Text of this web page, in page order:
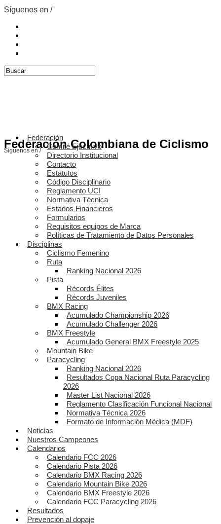
Síguenos en /
Federación Colombiana de Ciclismo
Síguenos en /
Federación
Comité Ejecutivo
Directorio Institucional
Contacto
Estatutos
Código Disciplinario
Reglamento UCI
Normativa Técnica
Estados Financieros
Formularios
Requisitos equipos de Marca
Políticas de Tratamiento de Datos Personales
Disciplinas
Ciclismo Femenino
Ruta
Ranking Nacional 2026
Pista
Récords Élites
Récords Juveniles
BMX Racing
Acumulado Championship 2026
Acumulado Challenger 2026
BMX Freestyle
Acumulado General BMX Freestyle 2025
Mountain Bike
Paracycling
Ranking Nacional 2026
Resultados Copa Nacional Ruta Paracycling
2026
Master List Nacional 2026
Reglamento Clasificación Funcional Nacional
Normativa Técnica 2026
Formato de Información Médica (MDF)
Noticias
Nuestros Campeones
Calendarios
Calendario FCC 2026
Calendario Pista 2026
Calendario BMX Racing 2026
Calendario Mountain Bike 2026
Calendario BMX Freestyle 2026
Calendario FCC Paracycling 2026
Resultados
Prevención al dopaje